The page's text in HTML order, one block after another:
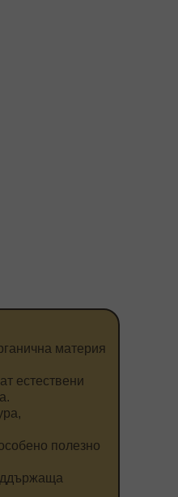
материя
естествени
полезно